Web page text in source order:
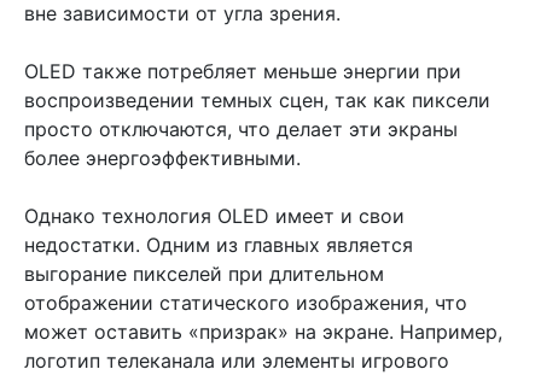
вне зависимости от угла зрения.
OLED также потребляет меньше энергии при
воспроизведении темных сцен, так как пиксели
просто отключаются, что делает эти экраны
более энергоэффективными.
Однако технология OLED имеет и свои
недостатки. Одним из главных является
выгорание пикселей при длительном
отображении статического изображения, что
может оставить «призрак» на экране. Например,
логотип телеканала или элементы игрового